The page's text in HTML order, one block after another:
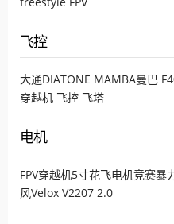
飞控
大通DIATONE MAMBA曼巴
穿越机 飞控 飞塔
电机
FPV穿越机5寸花飞电机竞赛暴
风Velox V2207 2.0